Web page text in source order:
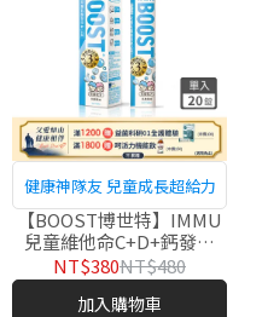
健康神隊友 兒童成長超給力
【BOOST博世特】IMMU
兒童維他命C+D+鈣發泡
飲-乳酸 20錠/管
NT$380NT$480
加入購物車